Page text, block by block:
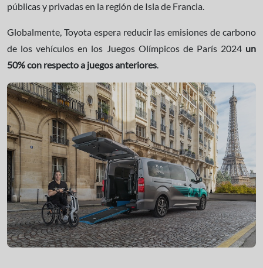
públicas y privadas en la región de Isla de Francia.
Globalmente, Toyota espera reducir las emisiones de carbono
de los vehículos en los Juegos Olímpicos de París 2024 un
50% con respecto a juegos anteriores.